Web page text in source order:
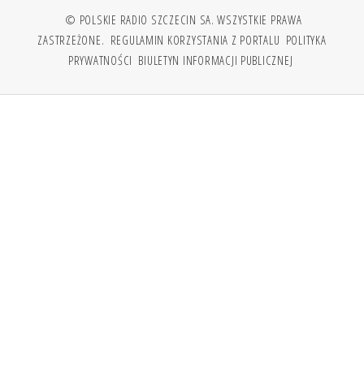
© POLSKIE RADIO SZCZECIN SA. WSZYSTKIE PRAWA
ZASTRZEŻONE. REGULAMIN KORZYSTANIA Z PORTALU POLITYKA
PRYWATNOŚCI BIULETYN INFORMACJI PUBLICZNEJ